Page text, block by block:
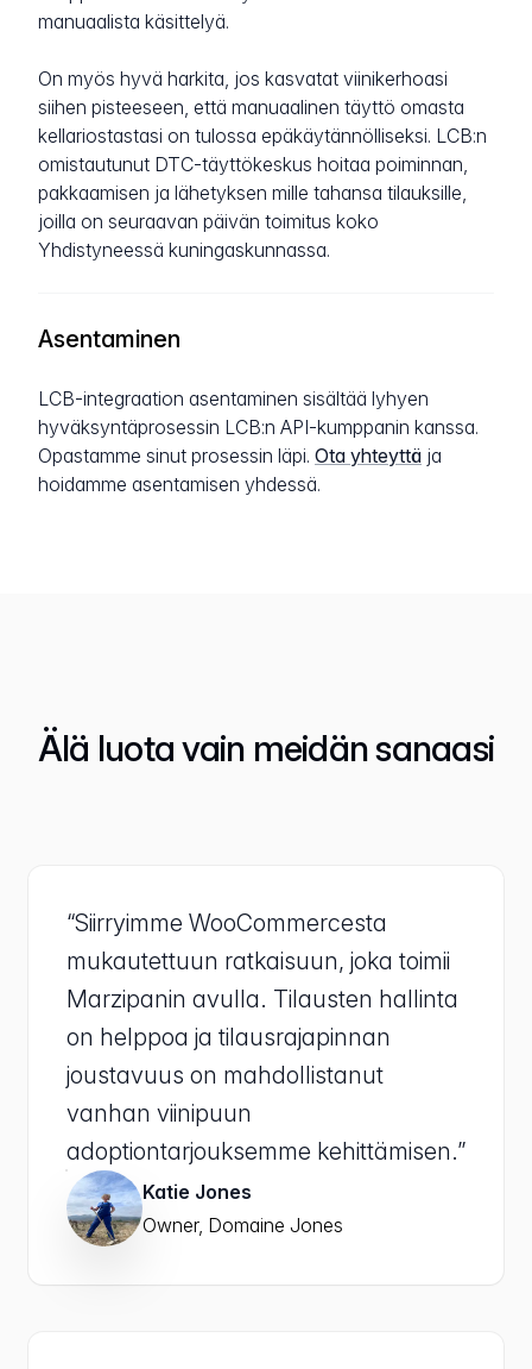
manuaalista käsittelyä.
On myös hyvä harkita, jos kasvatat viinikerhoasi
siihen pisteeseen, että manuaalinen täyttö omasta
kellariostastasi on tulossa epäkäytännölliseksi. LCB:n
omistautunut DTC-täyttökeskus hoitaa poiminnan,
pakkaamisen ja lähetyksen mille tahansa tilauksille,
joilla on seuraavan päivän toimitus koko
Yhdistyneessä kuningaskunnassa.
Asentaminen
LCB-integraation asentaminen sisältää lyhyen
hyväksyntäprosessin LCB:n API-kumppanin kanssa.
Opastamme sinut prosessin läpi. Ota yhteyttä ja
hoidamme asentamisen yhdessä.
Älä luota vain meidän sanaasi
“Siirryimme WooCommercesta
mukautettuun ratkaisuun, joka toimii
Marzipanin avulla. Tilausten hallinta
on helppoa ja tilausrajapinnan
joustavuus on mahdollistanut
vanhan viinipuun
adoptiontarjouksemme kehittämisen.”
Katie Jones
Owner, Domaine Jones